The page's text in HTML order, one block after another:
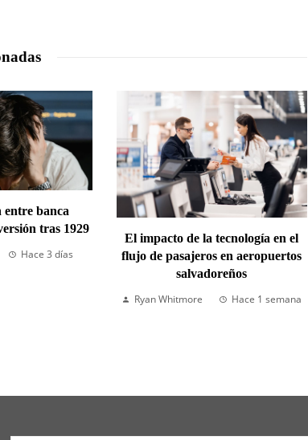
entre banca
tras 1929
Hace 3 días
El impacto de la tecnología en el
flujo de pasajeros en aeropuertos
salvadoreños
Ryan Whitmore
Hace 1 semana